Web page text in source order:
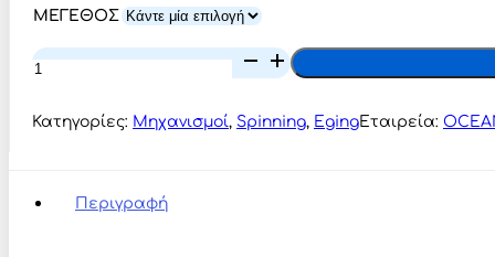
€36,00
Through
ΜΕΓΕΘΟΣ
Oceanic
Team
GS
ποσότητα
Κατηγορίες: Μηχανισμοί, Spinning, EgingΕταιρεία:
Περιγραφή